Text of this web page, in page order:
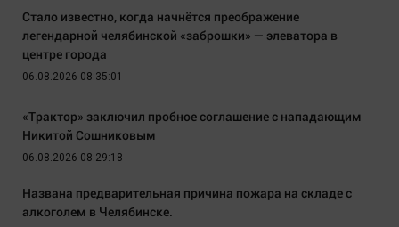
Стало известно, когда начнётся преображение
легендарной челябинской «заброшки» — элеватора в
центре города
06.08.2026 08:35:01
«Трактор» заключил пробное соглашение с нападающим
Никитой Сошниковым
06.08.2026 08:29:18
Названа предварительная причина пожара на складе с
алкоголем в Челябинске.